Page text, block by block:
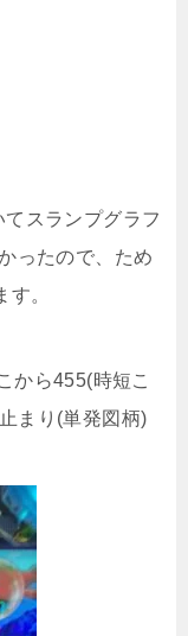
スランプグラフ
ったので、ため
。
から455(時短こ
まり(単発図柄)